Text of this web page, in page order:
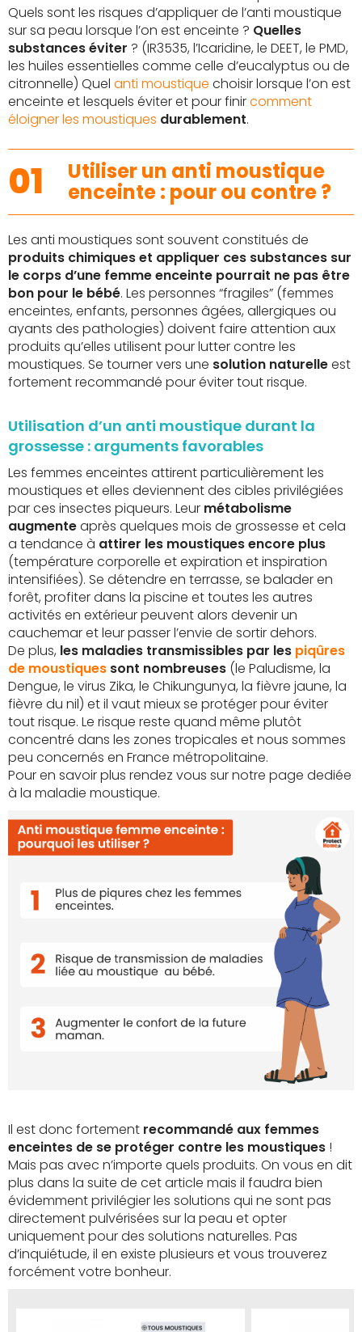
Quels sont les risques d’appliquer de l’anti moustique
sur sa peau lorsque l’on est enceinte ? Quelles
substances éviter ? (IR3535, l’Icaridine, le DEET, le PMD,
les huiles essentielles comme celle d’eucalyptus ou de
citronnelle) Quel anti moustique choisir lorsque l’on est
enceinte et lesquels éviter et pour finircomment
éloigner les moustiques durablement.
01 Utiliser un anti moustique
enceinte : pour ou contre ?
Les anti moustiques sont souvent constitués de
produits chimiques et appliquer ces substances sur
le corps d’une femme enceinte pourrait ne pas être
bon pour le bébé. Les personnes “fragiles” (femmes
enceintes, enfants, personnes âgées, allergiques ou
ayants des pathologies) doivent faire attention aux
produits qu’elles utilisent pour lutter contre les
moustiques. Se tourner vers une solution naturelleest
fortement recommandé pour éviter tout risque.
Utilisation d’un anti moustique durant la
grossesse : arguments favorables
Les femmes enceintes attirent particulièrement les
moustiques et elles deviennent des cibles privilégiées
par ces insectes piqueurs. Leur métabolisme
augmenteaprès quelques mois de grossesse et cela
a tendance à attirer les moustiques encore plus
(température corporelle et expiration et inspiration
intensifiées). Se détendre en terrasse, se balader en
forêt, profiter dans la piscine et toutes les autres
activités en extérieur peuvent alors devenir un
cauchemar et leur passer l’envie de sortir dehors.
De plus, les maladies transmissibles par les piqûres
de moustiques sont nombreuses (le Paludisme, la
Dengue, le virus Zika, le Chikungunya, la fièvre jaune, la
fièvre du nil) et il vaut mieux se protéger pour éviter
tout risque. Le risque reste quand même plutôt
concentré dans les zones tropicales et nous sommes
peu concernés en France métropolitaine.
Pour en savoir plus rendez vous sur notre page dediée
à la maladie moustique.
Il est donc fortement recommandé aux femmes
enceintes de se protéger contre les moustiques !
Mais pas avec n’importe quels produits. On vous en dit
plus dans la suite de cet article mais il faudra bien
évidemment privilégier les solutions qui ne sont pas
directement pulvérisées sur la peau et opter
uniquement pour des solutions naturelles. Pas
d’inquiétude, il en existe plusieurs et vous trouverez
forcément votre bonheur.